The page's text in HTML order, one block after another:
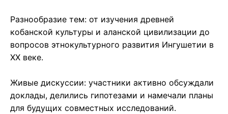
Разнообразие тем: от изучения древней
кобанской культуры и аланской цивилизации до
вопросов этнокультурного развития Ингушетии в
XX веке.
Живые дискуссии: участники активно обсуждали
доклады, делились гипотезами и намечали планы
для будущих совместных исследований.